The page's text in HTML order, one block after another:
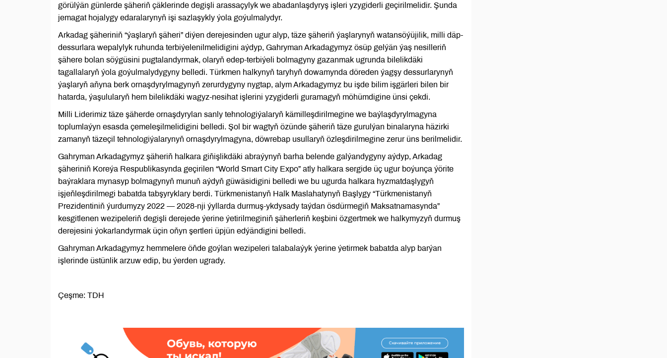
görülýän günlerde şäheriň çäklerinde degişli arassaçylyk we abadanlaşdyryş işleri yzygiderli geçirilmelidir. Şunda
jemagat hojalygy edaralarynyň işi sazlaşykly ýola goýulmalydyr.
Arkadag şäheriniň “ýaşlaryň şäheri” diýen derejesinden ugur alyp, täze şäheriň ýaşlarynyň watansöýüjilik, milli däp-
dessurlara wepalylyk ruhunda terbiýelenilmelidigini aýdyp, Gahryman Arkadagymyz ösüp gelýän ýaş nesilleriň
şähere bolan söýgüsini pugtalandyrmak, olaryň edep-terbiýeli bolmagyny gazanmak ugrunda bilelikdäki
tagallalaryň ýola goýulmalydygyny belledi. Türkmen halkynyň taryhyň dowamynda döreden ýagşy dessurlarynyň
ýaşlaryň aňyna berk ornaşdyrylmagynyň zerurdygyny nygtap, alym Arkadagymyz bu işde bilim işgärleri bilen bir
hatarda, ýaşulularyň hem bilelikdäki wagyz-nesihat işlerini yzygiderli guramagyň möhümdigine ünsi çekdi.
Milli Liderimiz täze şäherde ornaşdyrylan sanly tehnologiýalaryň kämilleşdirilmegine we baýlaşdyrylmagyna
toplumlaýyn esasda çemeleşilmelidigini belledi. Şol bir wagtyň özünde şäheriň täze gurulýan binalaryna häzirki
zamanyň täzeçil tehnologiýalarynyň ornaşdyrylmagyna, döwrebap usullaryň özleşdirilmegine zerur üns berilmelidir.
Gahryman Arkadagymyz şäheriň halkara giňişlikdäki abraýynyň barha belende galýandygyny aýdyp, Arkadag
şäheriniň Koreýa Respublikasynda geçirilen “World Smart City Expo” atly halkara sergide üç ugur boýunça ýörite
baýraklara mynasyp bolmagynyň munuň aýdyň güwäsidigini belledi we bu ugurda halkara hyzmatdaşlygyň
işjeňleşdirilmegi babatda tabşyryklary berdi. Türkmenistanyň Halk Maslahatynyň Başlygy “Türkmenistanyň
Prezidentiniň ýurdumyzy 2022 — 2028-nji ýyllarda durmuş-ykdysady taýdan ösdürmegiň Maksatnamasynda”
kesgitlenen wezipeleriň degişli derejede ýerine ýetirilmeginiň şäherleriň keşbini özgertmek we halkymyzyň durmuş
derejesini ýokarlandyrmak üçin oňyn şertleri üpjün edýändigini belledi.
Gahryman Arkadagymyz hemmelere öňde goýlan wezipeleri talabalaýyk ýerine ýetirmek babatda alyp barýan
işlerinde üstünlik arzuw edip, bu ýerden ugrady.
Çeşme: TDH